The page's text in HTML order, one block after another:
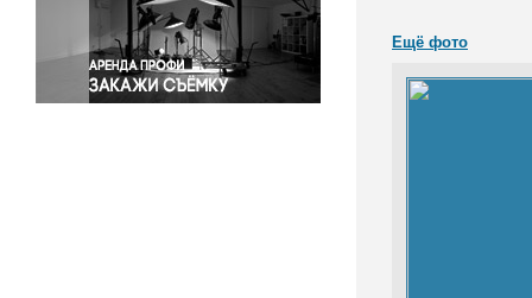
Экология
Экономика и бизнес
Ещё фото